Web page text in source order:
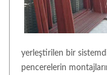
yerleştirilen bir
pencerelerin